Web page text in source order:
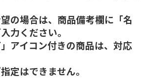
の場合は、商品備考欄に「名
力ください。
アイコン付きの商品は、対応
定はできません。